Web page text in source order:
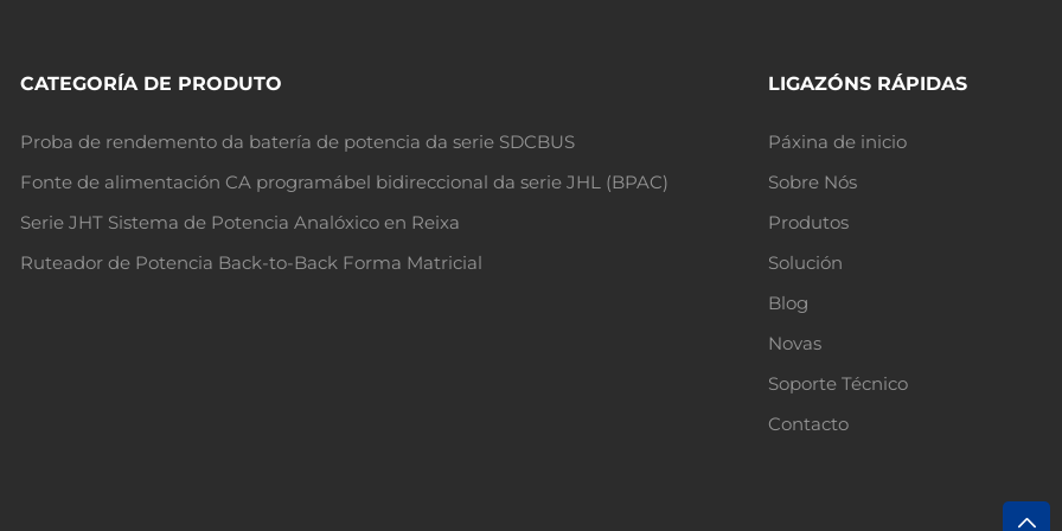
CATEGORÍA DE PRODUTO
Proba de rendemento da batería de potencia da serie SDCBUS
Fonte de alimentación CA programábel bidireccional da serie JHL (BPAC)
Serie JHT Sistema de Potencia Analóxico en Reixa
Ruteador de Potencia Back-to-Back Forma Matricial
LIGAZÓNS RÁPIDAS
Páxina de inicio
Sobre Nós
Produtos
Solución
Blog
Novas
Soporte Técnico
Contacto